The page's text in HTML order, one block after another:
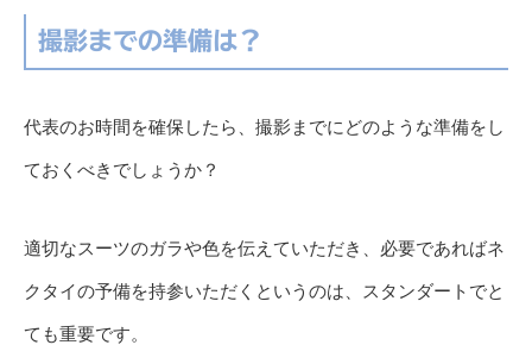
撮影までの準備は？
代表のお時間を確保したら、撮影までにどのような準備をし
ておくべきでしょうか？
適切なスーツのガラや色を伝えていただき、必要であればネ
クタイの予備を持参いただくというのは、スタンダートでと
ても重要です。